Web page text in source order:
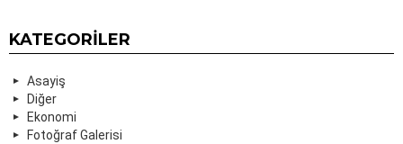
KATEGORILER
Asayiş
Diğer
Ekonomi
Fotoğraf Galerisi